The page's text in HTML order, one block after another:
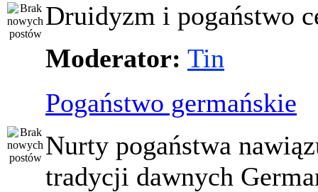
Druidyzm i pogaństwo
Moderator: Tin
Pogaństwo germańskie
Nurty pogaństwa
tradycji dawnych